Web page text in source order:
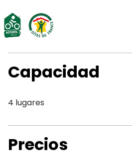
Capacidad
4 lugares
Precios